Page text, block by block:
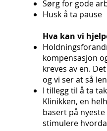
Sørg for gode
Husk å ta pause
Hva kan vi
kompensasjon
kreves av en.
og vi ser at så
I tillegg til å ta
Klinikken, en
basert på
stimulere